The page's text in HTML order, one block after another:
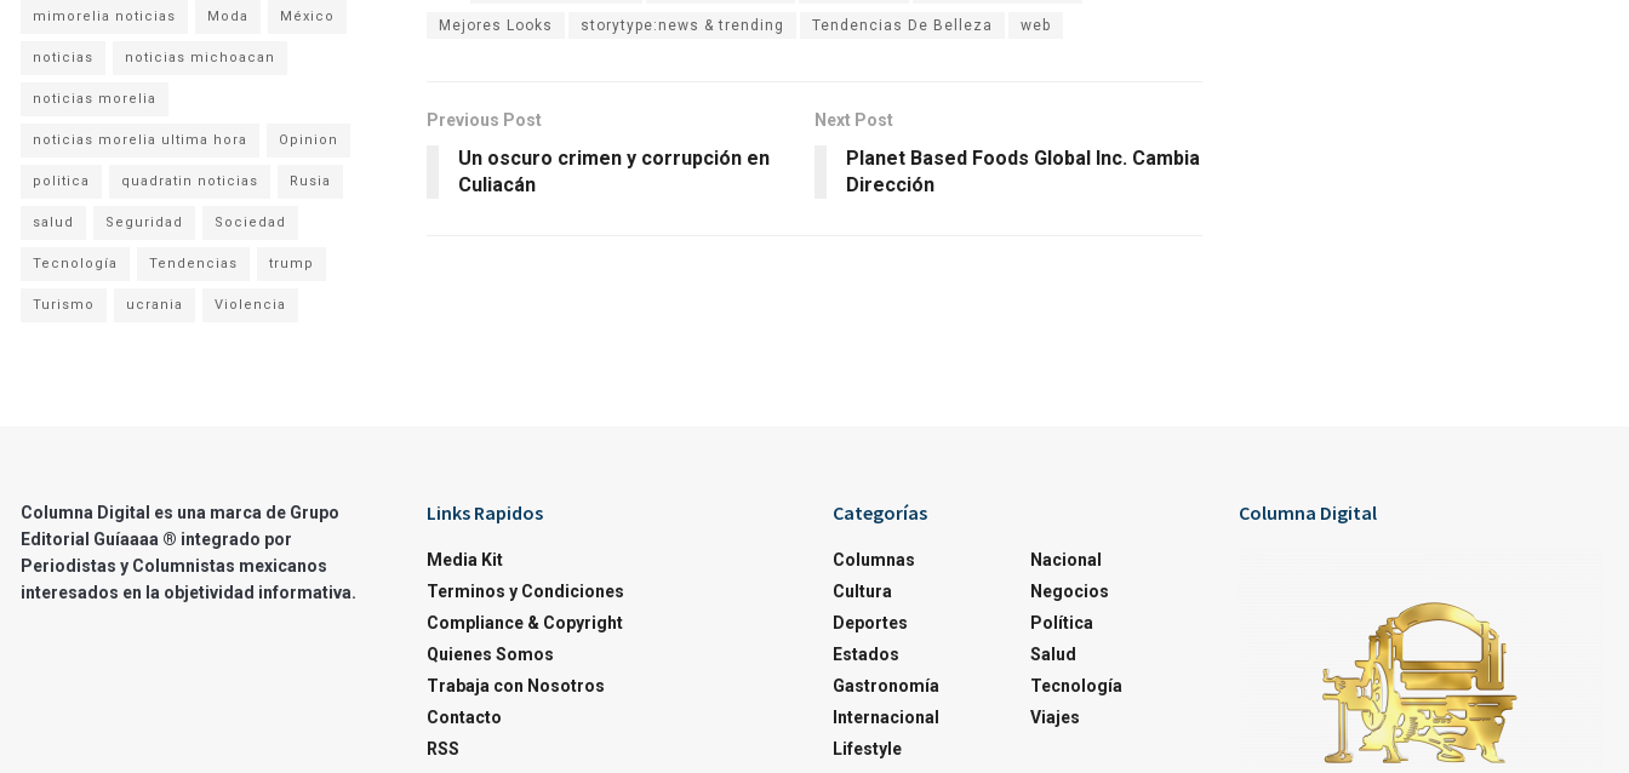
Mejores Looks storytype:news & trending Tendencias De Belleza web
Previous Post
Un oscuro crimen y corrupción en
Culiacán
Next Post
Planet Based Foods Global Inc. Cambia
Dirección
mimorelia noticias Moda México
noticias noticias michoacan
noticias morelia
noticias morelia ultima hora Opinion
politica quadratin noticias Rusia
salud Seguridad Sociedad
Tecnología Tendencias trump
Turismo ucrania Violencia
Columna Digital es una marca de Grupo
Editorial Guíaaaa ® integrado por
Periodistas y Columnistas mexicanos
interesados en la objetividad informativa.
Links Rapidos
Media Kit
Terminos y Condiciones
Compliance & Copyright
Quienes Somos
Trabaja con Nosotros
Contacto
RSS
Categorías
Columnas
Cultura
Deportes
Estados
Gastronomía
Internacional
Lifestyle
Nacional
Negocios
Política
Salud
Tecnología
Viajes
Columna Digital